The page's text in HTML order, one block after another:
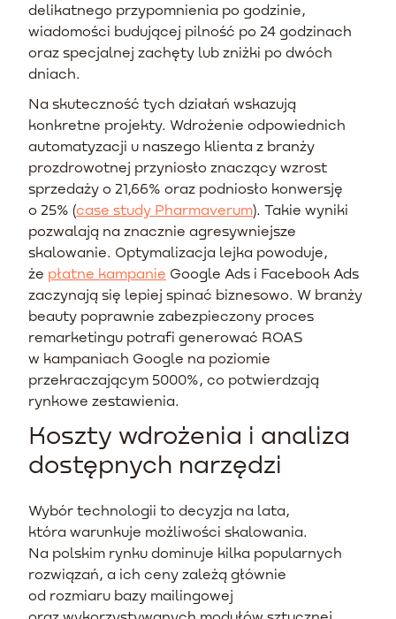
delikatnego przypomnienia po godzinie,
wiadomości budującej pilność po 24 godzinach
oraz specjalnej zachęty lub zniżki po dwóch
dniach.
Na skuteczność tych działań wskazują
konkretne projekty. Wdrożenie odpowiednich
automatyzacji u naszego klienta z branży
prozdrowotnej przyniosło znaczący wzrost
sprzedaży o 21,66% oraz podniosło konwersję
o 25% (case study Pharmaverum). Takie wyniki
pozwalają na znacznie agresywniejsze
skalowanie. Optymalizacja lejka powoduje,
że płatne kampanie Google Ads i Facebook Ads
zaczynają się lepiej spinać biznesowo. W branży
beauty poprawnie zabezpieczony proces
remarketingu potrafi generować ROAS
w kampaniach Google na poziomie
przekraczającym 5000%, co potwierdzają
rynkowe zestawienia.
Koszty wdrożenia i analiza
dostępnych narzędzi
Wybór technologii to decyzja na lata,
która warunkuje możliwości skalowania.
Na polskim rynku dominuje kilka popularnych
rozwiązań, a ich ceny zależą głównie
od rozmiaru bazy mailingowej